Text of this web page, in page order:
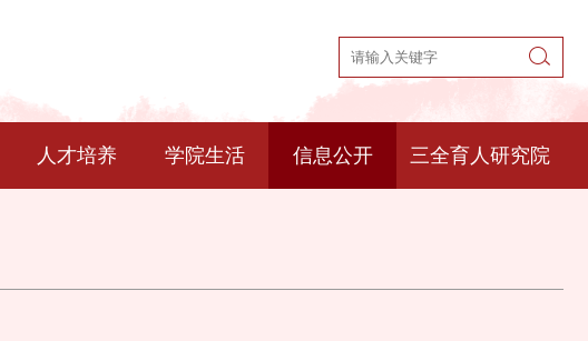
人才培养 学院生活 信息公开 三全育人研究院